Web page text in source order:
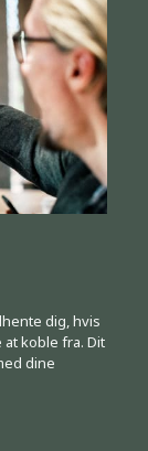
dig, hvis
koble fra. Dit
dine